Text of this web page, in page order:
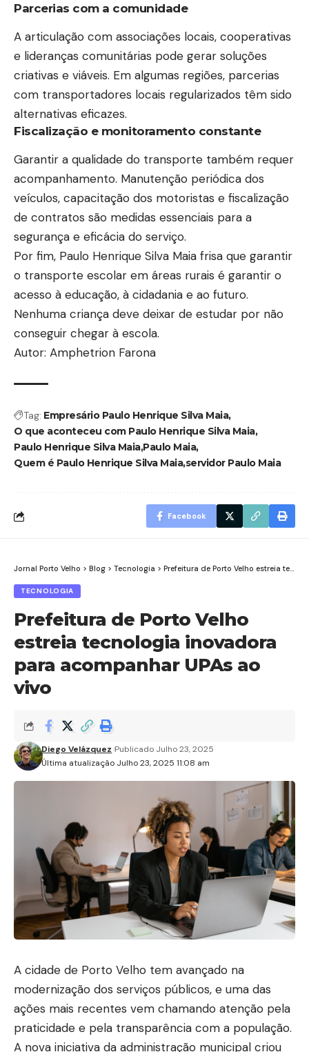
Parcerias com a comunidade
A articulação com associações locais, cooperativas
e lideranças comunitárias pode gerar soluções
criativas e viáveis. Em algumas regiões, parcerias
com transportadores locais regularizados têm sido
alternativas eficazes.
Fiscalização e monitoramento constante
Garantir a qualidade do transporte também requer
acompanhamento. Manutenção periódica dos
veículos, capacitação dos motoristas e fiscalização
de contratos são medidas essenciais para a
segurança e eficácia do serviço.
Por fim, Paulo Henrique Silva Maia frisa que garantir
o transporte escolar em áreas rurais é garantir o
acesso à educação, à cidadania e ao futuro.
Nenhuma criança deve deixar de estudar por não
conseguir chegar à escola.
Autor: Amphetrion Farona
Tag: Empresário Paulo Henrique Silva Maia
O que aconteceu com Paulo Henrique Silva Maia
Paulo Henrique Silva MaiaPaulo Maia
Quem é Paulo Henrique Silva Maiaservidor Paulo Maia
Facebook
Jornal Porto Velho > Blog > Tecnologia > Prefeitura de Porto Velho estreia tecnologia inovadora para acompanhar UPAs ao vivo
TECNOLOGIA
Prefeitura de Porto Velho
estreia tecnologia inovadora
para acompanhar UPAs ao
vivo
Última atualização Julho 23, 2025 11:08 am
Diego Velázquez Publicado Julho 23, 2025
A cidade de Porto Velho tem avançado na
modernização dos serviços públicos, e uma das
ações mais recentes vem chamando atenção pela
praticidade e pela transparência com a população.
A nova iniciativa da administração municipal criou